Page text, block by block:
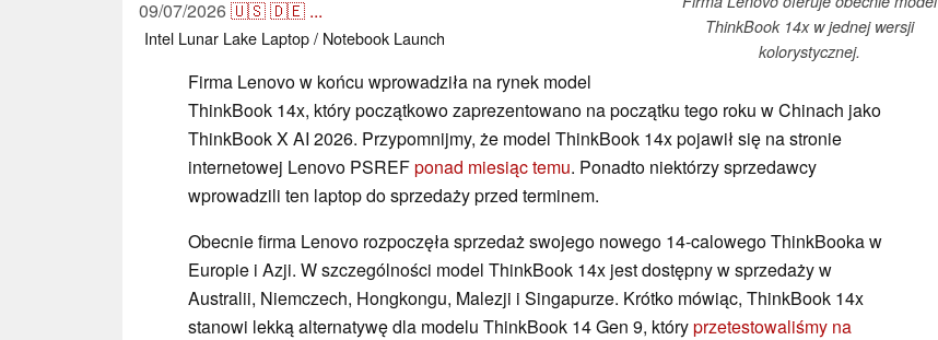
ThinkBook 14x w jednej wersji
kolorystycznej.
09/07/2026🇺🇸🇩🇪 ...
Intel Lunar Lake Laptop / Notebook Launch
Firma Lenovo w końcu wprowadziła na rynek model
ThinkBook 14x, który początkowo zaprezentowano na początku tego roku w Chinach jako
ThinkBook X AI 2026. Przypomnijmy, że model ThinkBook 14x pojawił się na stronie
internetowej Lenovo PSREFponad miesiąc temu. Ponadto niektórzy sprzedawcy
wprowadzili ten laptop do sprzedaży przed terminem.
Obecnie firma Lenovo rozpoczęła sprzedaż swojego nowego 14-calowego ThinkBooka w
Europie i Azji. W szczególności model ThinkBook 14x jest dostępny w sprzedaży w
Australii, Niemczech, Hongkongu, Malezji i Singapurze. Krótko mówiąc, ThinkBook 14x
stanowi lekką alternatywę dla modelu ThinkBook 14 Gen 9, któryprzetestowaliśmy na